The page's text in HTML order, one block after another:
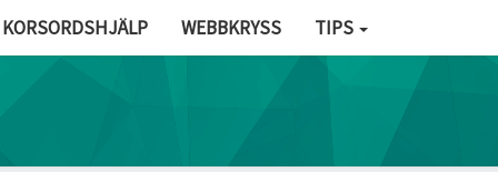
KORSORDSHJÄLP WEBBKRYSS TIPS